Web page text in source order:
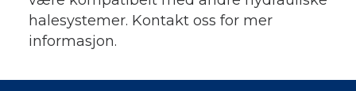
halesystemer. Kontakt oss for mer
informasjon.